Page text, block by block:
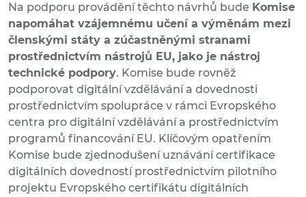
Na podporu provádění těchto návrhů bude Komise
napomáhat vzájemnému učení a výměnám mezi
členskými státy a zúčastněnými stranami
prostřednictvím nástrojů EU, jako je nástroj
technické podpory. Komise bude rovněž
podporovat digitální vzdělávání a dovednosti
prostřednictvím spolupráce v rámci Evropského
centra pro digitální vzdělávání a prostřednictvím
programů financování EU. Klíčovým opatřením
Komise bude zjednodušení uznávání certifikace
digitálních dovedností prostřednictvím pilotního
projektu Evropského certifikátu digitálních